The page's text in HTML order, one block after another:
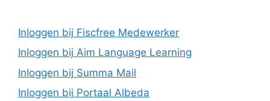
Inloggen bij Fiscfree Medewerker
Inloggen bij Aim Language Learning
Inloggen bij Summa Mail
Inloggen bij Portaal Albeda